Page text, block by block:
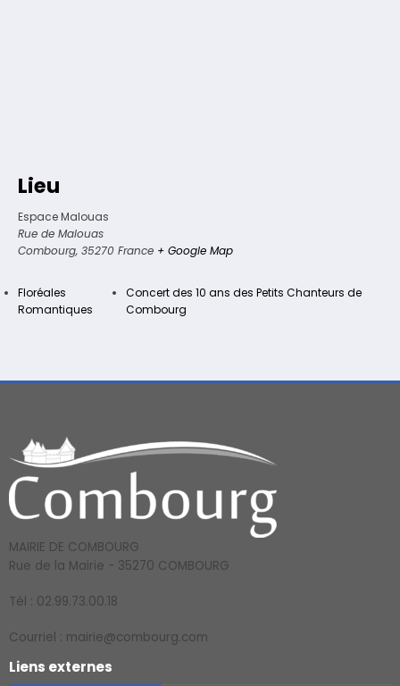
Lieu
Espace Malouas
Rue de Malouas
Combourg, 35270 France + Google Map
Floréales
Romantiques
Concert des 10 ans des Petits Chanteurs de
Combourg
MAIRIE DE COMBOURG
Rue de la Mairie - 35270 COMBOURG
Tél : 02.99.73.00.18
Courriel : mairie@combourg.com
Liens externes